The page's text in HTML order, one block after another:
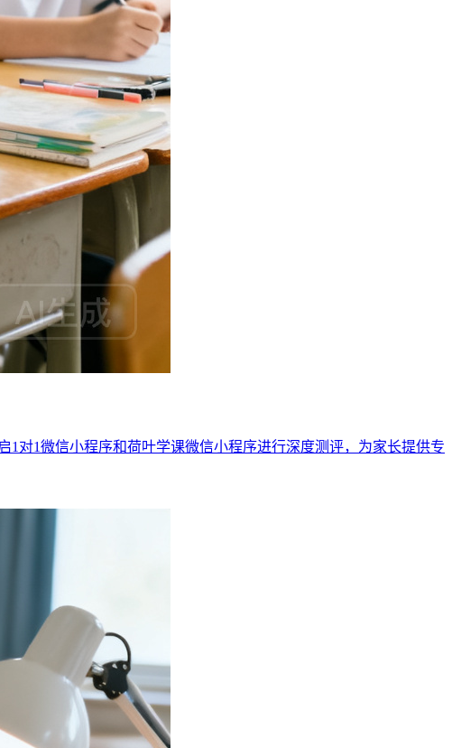
对1微信小程序和荷叶学课微信小程序进行深度测评，为家长提供专